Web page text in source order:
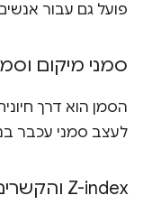
פועל גם עבור
סמני מיקום
הסמן הוא דרך
לעצב סמני עכבר
Z-index והקשרים של שכבות